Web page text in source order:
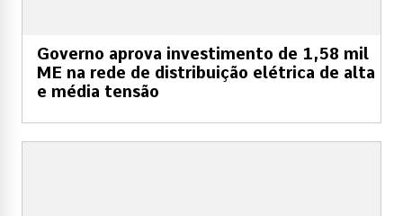
Governo aprova investimento de 1,58 mil
ME na rede de distribuição elétrica de alta
e média tensão